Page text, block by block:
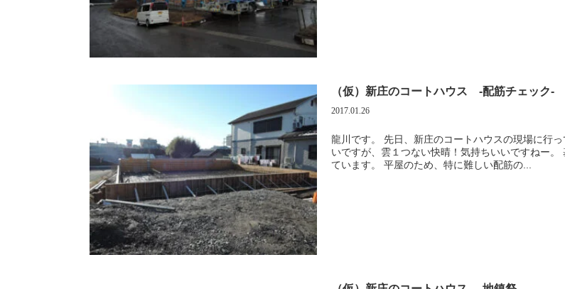
（仮）新庄のコートハウス -配筋チェック-
2017.01.26
龍川です。 先日、新庄のコートハウスの現場に行ってきました。 外は寒
いですが、雲１つない快晴！気持ちいいですねー。 基礎の配筋が終了し
ています。 平屋のため、特に難しい配筋の...